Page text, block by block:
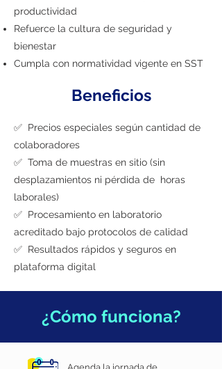
productividad
Refuerce la cultura de seguridad y
bienestar
Cumpla con normatividad vigente en SST
Beneficios
✅ Precios especiales según cantidad de
colaboradores
✅ Toma de muestras en sitio (sin
desplazamientos ni pérdida de horas
laborales)
✅ Procesamiento en laboratorio
acreditado bajo protocolos de calidad
✅ Resultados rápidos y seguros en
plataforma digital
¿Cómo funciona?